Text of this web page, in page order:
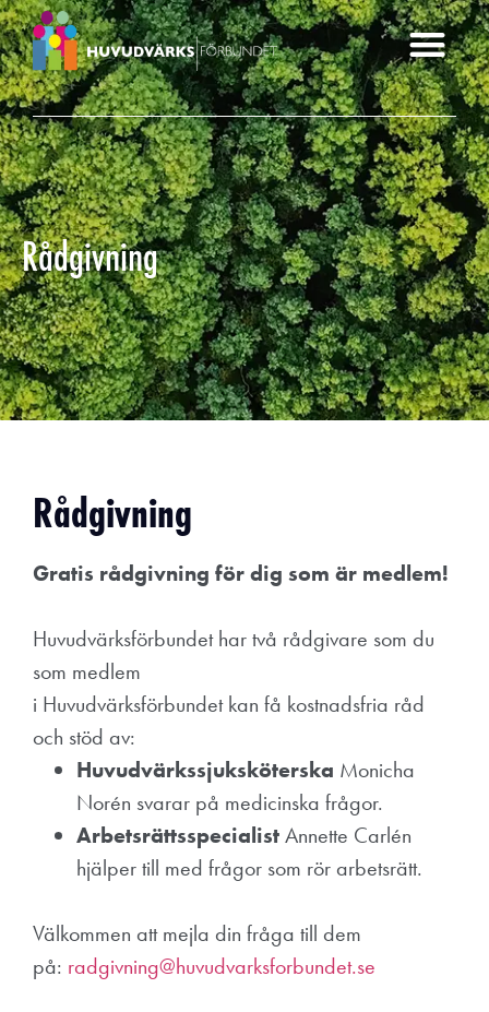
Rådgivning
Rådgivning
Gratis rådgivning för dig som är medlem!
Huvudvärksförbundet har två rådgivare som du
som medlem
i Huvudvärksförbundet kan få kostnadsfria råd
och stöd av:
Huvudvärkssjuksköterska Monicha
Norén svarar på medicinska frågor.
ArbetsrättsspecialistAnnette Carlén
hjälper till med frågor som rör arbetsrätt.
Välkommen att mejla din fråga till dem
på: radgivning@huvudvarksforbundet.se